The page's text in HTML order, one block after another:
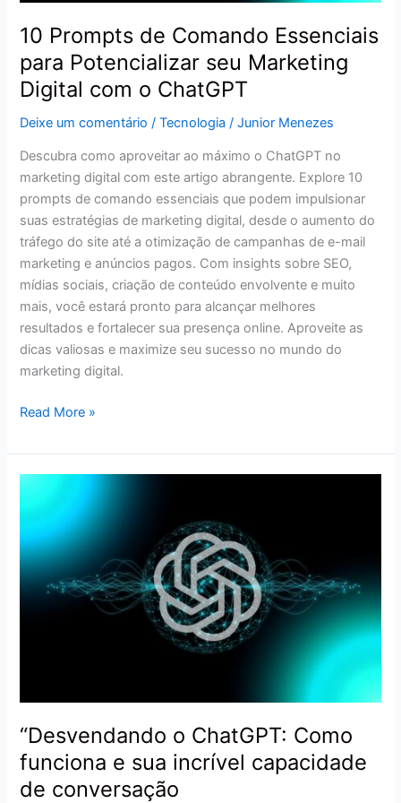
10 Prompts de Comando Essenciais
para Potencializar seu Marketing
Digital com o ChatGPT
Deixe um comentário /Tecnologia /Junior Menezes
Descubra como aproveitar ao máximo o ChatGPT no
marketing digital com este artigo abrangente. Explore 10
prompts de comando essenciais que podem impulsionar
suas estratégias de marketing digital, desde o aumento do
tráfego do site até a otimização de campanhas de e-mail
marketing e anúncios pagos. Com insights sobre SEO,
mídias sociais, criação de conteúdo envolvente e muito
mais, você estará pronto para alcançar melhores
resultados e fortalecer sua presença online. Aproveite as
dicas valiosas e maximize seu sucesso no mundo do
marketing digital.
ChatGPT
Read More »
“Desvendando o ChatGPT: Como
funciona e sua incrível capacidade
de conversação
“Desvendando
ChatGPT:
Como
funciona
conversação